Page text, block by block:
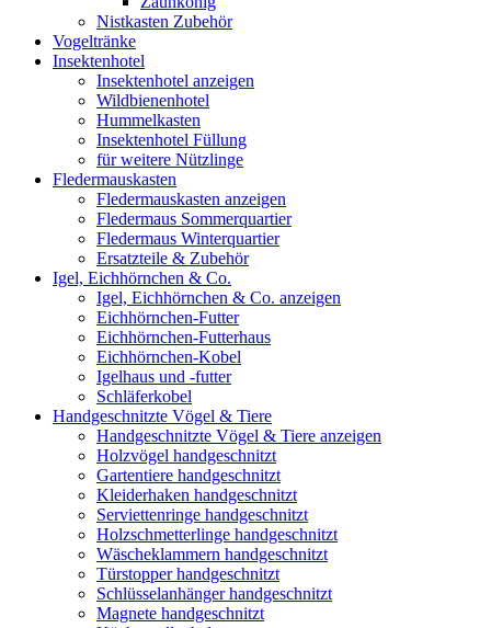
Nistkasten Zubehör
Vogeltränke
Insektenhotel
Insektenhotel anzeigen
Wildbienenhotel
Hummelkasten
Insektenhotel Füllung
für weitere Nützlinge
Fledermauskasten
Fledermauskasten anzeigen
Fledermaus Sommerquartier
Fledermaus Winterquartier
Ersatzteile & Zubehör
Igel, Eichhörnchen & Co.
Igel, Eichhörnchen & Co. anzeigen
Eichhörnchen-Futter
Eichhörnchen-Futterhaus
Eichhörnchen-Kobel
Igelhaus und -futter
Schläferkobel
Handgeschnitzte Vögel & Tiere
Handgeschnitzte Vögel & Tiere anzeigen
Holzvögel handgeschnitzt
Gartentiere handgeschnitzt
Kleiderhaken handgeschnitzt
Serviettenringe handgeschnitzt
Holzschmetterlinge handgeschnitzt
Wäscheklammern handgeschnitzt
Türstopper handgeschnitzt
Schlüsselanhänger handgeschnitzt
Magnete handgeschnitzt